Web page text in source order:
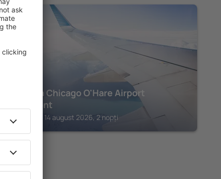
ROSEMONT
Sonesta Chicago O'Hare Airport
Rosemont
Rosemont, 14 august 2026, 2 nopți